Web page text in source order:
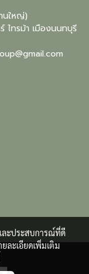
นใหญ่)
ไทรม้า เมืองนนทบุรี
ละประสบการณ์ที่ดี
ละเอียดเพิ่มเติม